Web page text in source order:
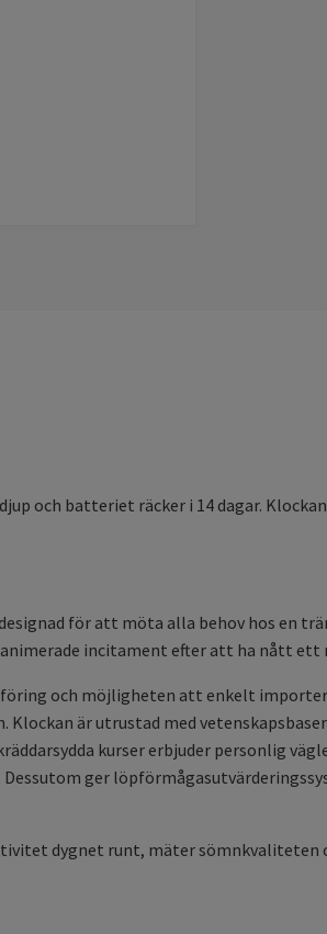
och batteriet räcker i 14 dagar.
för att möta alla behov hos en
incitament efter att ha nått ett
och möjligheten att enkelt
är utrustad med
kurser erbjuder personlig
ger
dygnet runt, mäter